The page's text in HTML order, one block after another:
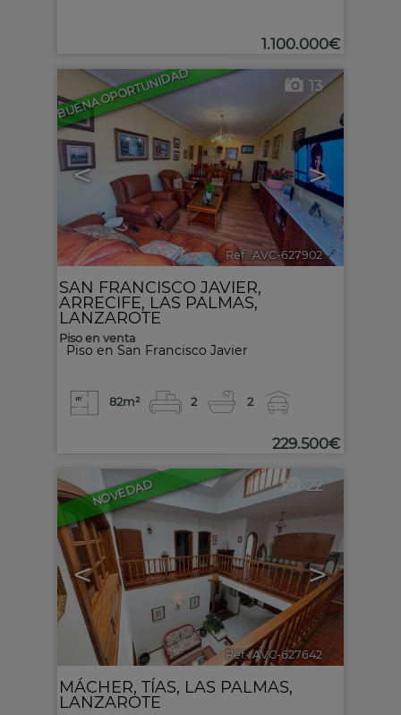
1.100.000€
BUENA OPORTUNIDAD
< >
13
Ref.. AVC-627902 🔗
Piso en San Francisco Javier
SAN FRANCISCO JAVIER,
ARRECIFE, LAS PALMAS,
LANZAROTE
Piso en venta
82m² 2 2
229.500€
NOVEDAD
< >
22
Ref.. AVC-627642 🔗
MÁCHER, TÍAS, LAS PALMAS,
LANZAROTE